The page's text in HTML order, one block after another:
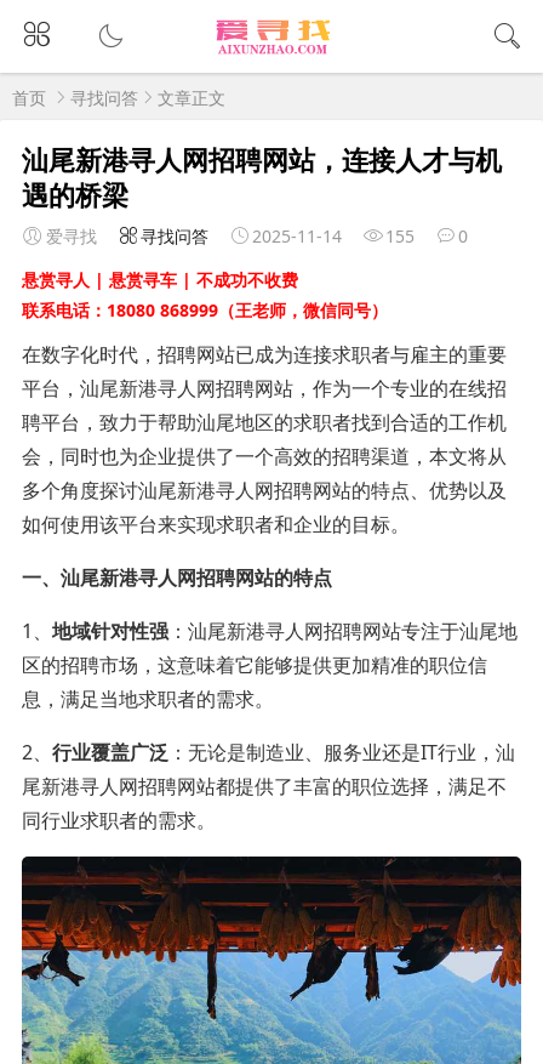
首页 寻找问答 文章正文
汕尾新港寻人网招聘网站，连接人才与机
遇的桥梁
爱寻找 寻找问答 2025-11-14 155
0
悬赏寻人 | 悬赏寻车 | 不成功不收费
联系电话：18080 868999（王老师，微信同号）
在数字化时代，招聘网站已成为连接求职者与雇主的重要
平台，汕尾新港寻人网招聘网站，作为一个专业的在线招
聘平台，致力于帮助汕尾地区的求职者找到合适的工作机
会，同时也为企业提供了一个高效的招聘渠道，本文将从
多个角度探讨汕尾新港寻人网招聘网站的特点、优势以及
如何使用该平台来实现求职者和企业的目标。
一、汕尾新港寻人网招聘网站的特点
1、 地域针对性强：汕尾新港寻人网招聘网站专注于汕尾地
区的招聘市场，这意味着它能够提供更加精准的职位信
息，满足当地求职者的需求。
2、 行业覆盖广泛 ：无论是制造业、服务业还是IT行业，汕
尾新港寻人网招聘网站都提供了丰富的职位选择，满足不
同行业求职者的需求。